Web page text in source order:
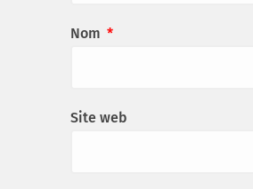
Nom *
Site web